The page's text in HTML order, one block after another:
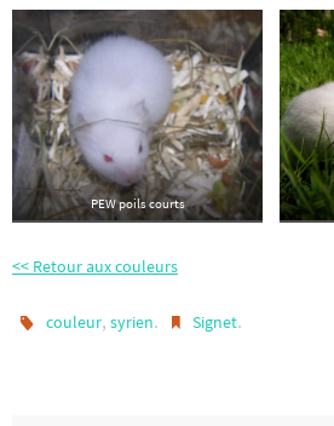
PEW poils courts
<< Retour aux couleurs
couleur,syrien. Signet.